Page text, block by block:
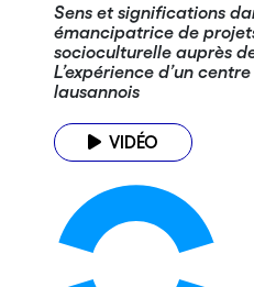
Sens et significations
émancipatrice de
socioculturelle auprès
L’expérience d’un
lausannois
VIDÉO